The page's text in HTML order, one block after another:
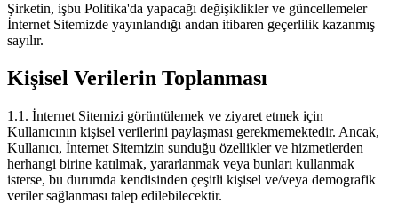
Şirketin, işbu Politika'da yapacağı değişiklikler ve güncellemeler
İnternet Sitemizde yayınlandığı andan itibaren geçerlilik kazanmış
sayılır.
Kişisel Verilerin Toplanması
1.1. İnternet Sitemizi görüntülemek ve ziyaret etmek için
Kullanıcının kişisel verilerini paylaşması gerekmemektedir. Ancak,
Kullanıcı, İnternet Sitemizin sunduğu özellikler ve hizmetlerden
herhangi birine katılmak, yararlanmak veya bunları kullanmak
isterse, bu durumda kendisinden çeşitli kişisel ve/veya demografik
veriler sağlanması talep edilebilecektir.